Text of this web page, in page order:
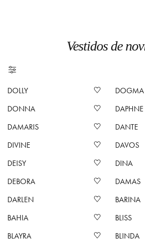
Vestidos de
DOLLY
DOGMA
DONNA
DAPHNE
DAMARIS
DANTE
DIVINE
DAVOS
DEISY
DINA
DEBORA
DAMAS
DARLEN
BARINA
BAHIA
BLISS
BLAYRA
BLINDA